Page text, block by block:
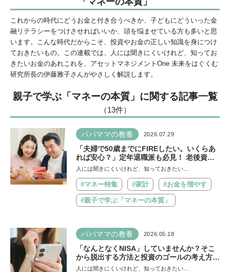
これからの時代にどうお金と付き合うべきか、子どもにどういった金
融リテラシーをつけさせればいいか、頭を悩ませている方も多いと思
います。こんな時代だからこそ、投資やお金の正しい知識を身につけ
ておきたいもの。この連載では、人には聞きにくいけれど、知ってお
きたいお金のあれこれを、アセットマネジメントOne 未来をはぐくむ
研究所長の伊藤雅子さんがやさしく解説します。
親子で学ぶ「マネーの本質」に関する記事一覧
（13件）
パパママの教養 2026.07.29
「夫婦で50歳までにFIREしたい。いくらあ
れば安心？」定年退職派も必見！ 老後資金
の“見積もり方”をプロが解説【連載第13
人には聞きにくいけれど、知っておきたい…
#マネー特集 #家計 #お金を増やす
#親子で学ぶ「マネーの本質」
パパママの教養 2026.05.18
「なんとなくNISA」していませんか？そこ
から脱出する方法と投資のゴールの考え方を
マネーのプロが3ステップで解説【連載第12
人には聞きにくいけれど、知っておきたい…